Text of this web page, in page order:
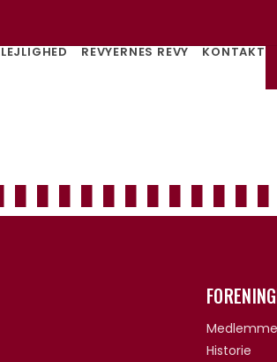
REVYERNES REVY KONTAKT
Historie